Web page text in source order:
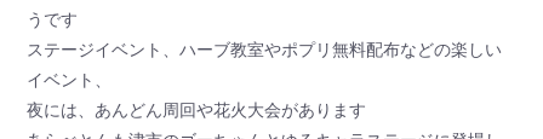
うです
ステージイベント、ハーブ教室やポプリ無料配布などの楽しい
イベント、
夜には、あんどん周回や花火大会があります